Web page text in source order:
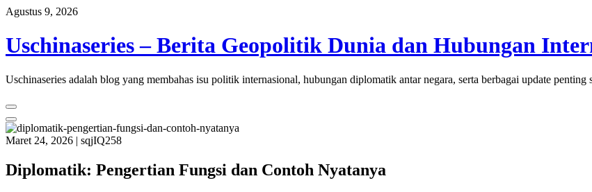
Skip
content
Agustus 9, 2026
Uschinaseries – Berita Geopolitik Dunia dan Hubungan
Uschinaseries adalah blog yang membahas isu politik internasional, hubungan diplomatik antar negara, serta berbagai update penting
Maret 24, 2026 | sqjIQ258
Diplomatik: Pengertian Fungsi dan Contoh Nyatanya